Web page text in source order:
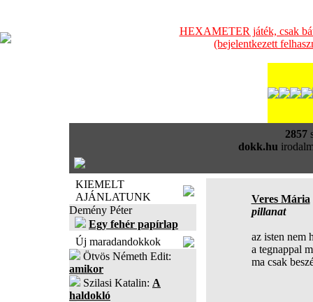
HEXAMETER játék, csak
(bejelentkezett
2857
dokk.hu
KIEMELT
AJÁNLATUNK
Demény Péter
Egy fehér papírlap
Új maradandokkok
Ötvös Németh Edit:
amikor
Szilasi Katalin: A
haldokló
Veres Mária
pillanat
az isten nem
a tegnappal
ma csak